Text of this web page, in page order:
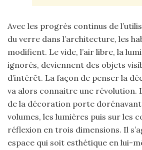
Avec les progrès continus de
du verre dans l’architecture, les
modifient. Le vide, l’air libre, la
ignorés, deviennent des objets
d’intérêt. La façon de penser la
va alors connaitre une révolution.
de la décoration porte
volumes, les lumières puis sur les
réflexion en trois dimensions. Il
espace qui soit esthétique en lui-